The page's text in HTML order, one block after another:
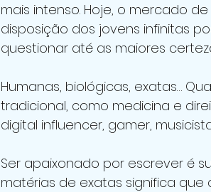
mais intenso. Hoje, o mercado
disposição dos jovens infinitas
questionar até as maiores
Humanas, biológicas, exatas…
tradicional, como medicina e
digital influencer, gamer,
Ser apaixonado por escrever é
matérias de exatas significa